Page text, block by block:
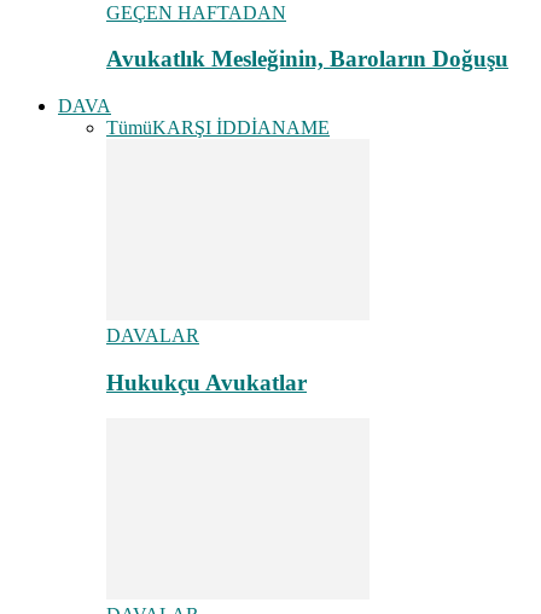
GEÇEN HAFTADAN
Avukatlık Mesleğinin, Baroların Doğuşu
DAVA
TümüKARŞI İDDİANAME
DAVALAR
Hukukçu Avukatlar